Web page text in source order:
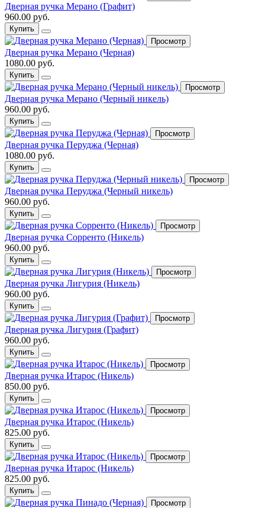
Дверная ручка Мерано (Графит)
960.00 руб.
Купить
Просмотр
Дверная ручка Мерано (Черная)
1080.00 руб.
Купить
Просмотр
Дверная ручка Мерано (Черный никель)
960.00 руб.
Купить
Просмотр
Дверная ручка Перуджа (Черная)
1080.00 руб.
Купить
Просмотр
Дверная ручка Перуджа (Черный никель)
960.00 руб.
Купить
Просмотр
Дверная ручка Сорренто (Никель)
960.00 руб.
Купить
Просмотр
Дверная ручка Лигурия (Никель)
960.00 руб.
Купить
Просмотр
Дверная ручка Лигурия (Графит)
960.00 руб.
Купить
Просмотр
Дверная ручка Итарос (Никель)
850.00 руб.
Купить
Просмотр
Дверная ручка Итарос (Никель)
825.00 руб.
Купить
Просмотр
Дверная ручка Итарос (Никель)
825.00 руб.
Купить
Просмотр